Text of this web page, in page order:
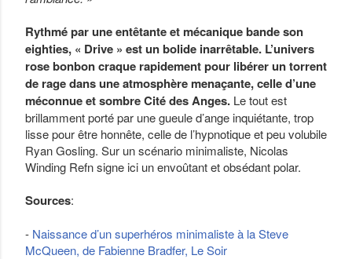
Rythmé par une entêtante et mécanique bande son
eighties, « Drive » est un bolide inarrêtable. L’univers
rose bonbon craque rapidement pour libérer un torrent
de rage dans une atmosphère menaçante, celle d’une
méconnue et sombre Cité des Anges. Le tout est
brillamment porté par une gueule d’ange inquiétante, trop
lisse pour être honnête, celle de l’hypnotique et peu volubile
Ryan Gosling. Sur un scénario minimaliste, Nicolas
Winding Refn signe ici un envoûtant et obsédant polar.
Sources:
- Naissance d’un superhéros minimaliste à la Steve
McQueen, de Fabienne Bradfer, Le Soir